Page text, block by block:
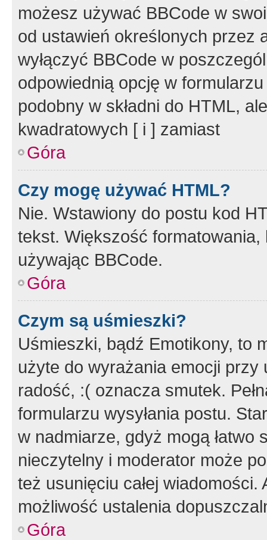
możesz używać BBCode w
od ustawień określonych przez
wyłączyć BBCode w
odpowiednią opcję w
podobny w składni do HTML,
kwadratowych [ i ] zamiast
Góra
Czy mogę używać HTML?
Nie. Wstawiony do postu kod
tekst. Większość
używając BBCode.
Góra
Czym są uśmieszki?
Uśmieszki, bądź Emotikony, to
użyte do wyrażania emocji
radość, :( oznacza smutek.
formularzu wysyłania postu.
w nadmiarze, gdyż mogą
nieczytelny i moderator może
też usunięciu całej
możliwość ustalenia
Góra